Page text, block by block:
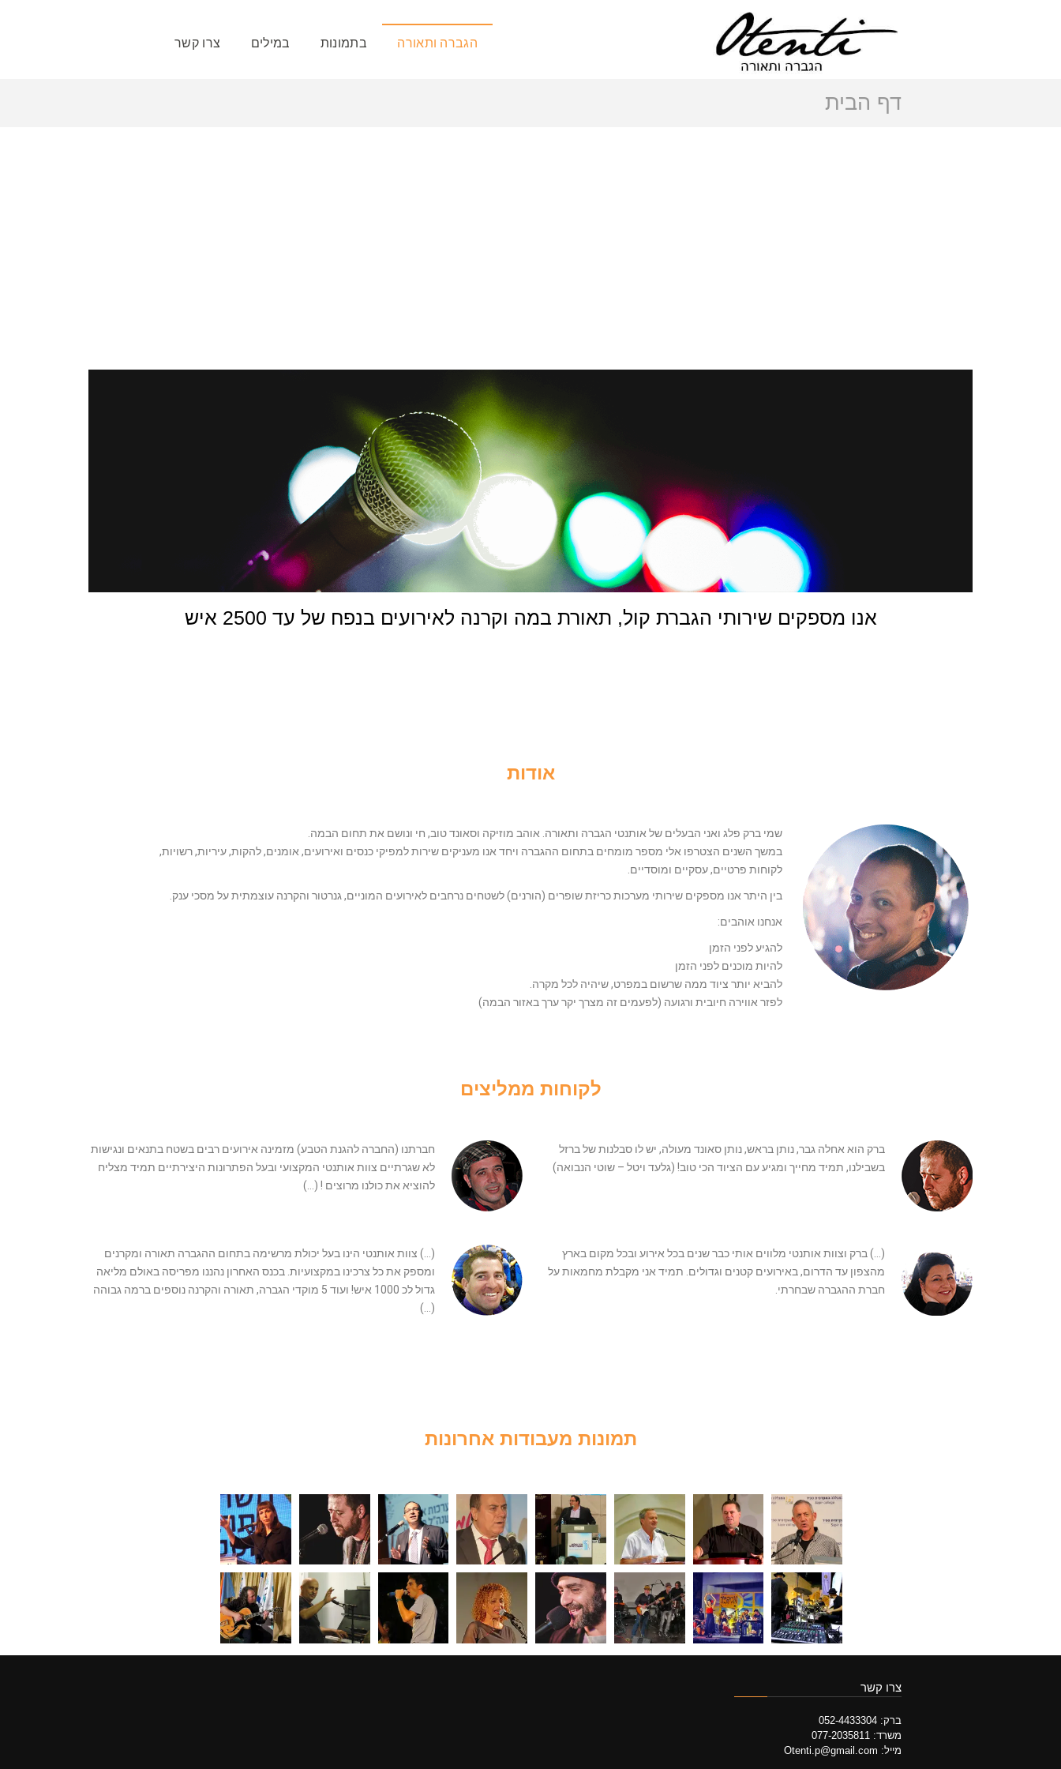
הגברה ותאורה בתמונות במילים צרו קשר
דף הבית
אנו מספקים שירותי הגברת קול, תאורת במה וקרנה לאירועים בנפח של עד 2500 איש
אודות
שמי ברק פלג ואני הבעלים של אותנטי הגברה ותאורה. אוהב מוזיקה וסאונד טוב, חי ונושם את תחום הבמה.
במשך השנים הצטרפו אלי מספר מומחים בתחום ההגברה ויחד אנו מעניקים שירות למפיקי כנסים ואירועים, אומנים, להקות, עיריות, רשויות,
לקוחות פרטיים, עסקיים ומוסדיים.
בין היתר אנו מספקים שירותי מערכות כריזת שופרים (הורנים) לשטחים נרחבים לאירועים המוניים, גנרטור והקרנה עוצמתית על מסכי ענק.
אנחנו אוהבים:
להגיע לפני הזמן
להיות מוכנים לפני הזמן
להביא יותר ציוד ממה שרשום במפרט, שיהיה לכל מקרה.
לפזר אווירה חיובית ורגועה (לפעמים זה מצרך יקר ערך באזור הבמה)
לקוחות ממליצים
ברק הוא אחלה גבר, נותן בראש, נותן סאונד מעולה, יש לו סבלנות של ברזל
בשבילנו, תמיד מחייך ומגיע עם הציוד הכי טוב! (גלעד ויטל – שוטי הנבואה)
חברתנו (החברה להגנת הטבע) מזמינה אירועים רבים בשטח בתנאים ונגישות
לא שגרתיים צוות אותנטי המקצועי ובעל הפתרונות היצירתיים תמיד מצליח
להוציא את כולנו מרוצים ! (…)
(…) ברק וצוות אותנטי מלווים אותי כבר שנים בכל אירוע ובכל מקום בארץ
מהצפון עד הדרום, באירועים קטנים וגדולים. תמיד אני מקבלת מחמאות על
חברת ההגברה שבחרתי.
(…) צוות אותנטי הינו בעל יכולת מרשימה בתחום ההגברה תאורה ומקרנים
ומספק את כל צרכינו במקצועיות. בכנס האחרון נהננו מפריסה באולם מליאה
גדול לכ 1000 איש! ועוד 5 מוקדי הגברה, תאורה והקרנה נוספים ברמה גבוהה
(…)
תמונות מעבודות אחרונות
צרו קשר
ברק: 052-4433304
משרד: 077-2035811
מייל: Otenti.p@gmail.com